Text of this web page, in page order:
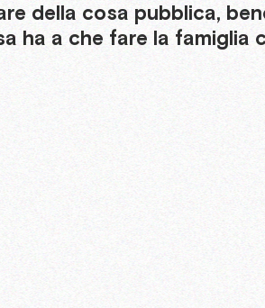
della cosa pubblica,
ha a che fare la famiglia